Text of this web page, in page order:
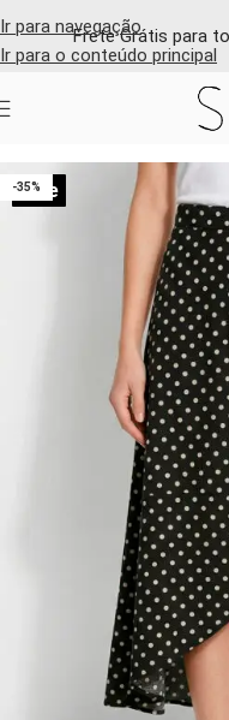
Ir para navegação
Ir para o conteúdo principal
Frete Grátis para
Início Saias e
-35%
Sale